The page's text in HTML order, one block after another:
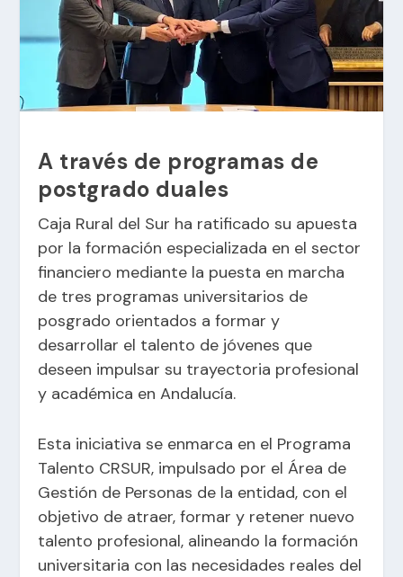
A través de programas de
postgrado duales
Caja Rural del Sur ha ratificado su apuesta
por la formación especializada en el sector
financiero mediante la puesta en marcha
de tres programas universitarios de
posgrado orientados a formar y
desarrollar el talento de jóvenes que
deseen impulsar su trayectoria profesional
y académica en Andalucía.
Esta iniciativa se enmarca en el Programa
Talento CRSUR, impulsado por el Área de
Gestión de Personas de la entidad, con el
objetivo de atraer, formar y retener nuevo
talento profesional, alineando la formación
universitaria con las necesidades reales del